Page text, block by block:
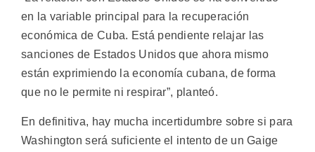
en la variable principal para la recuperación
económica de Cuba. Está pendiente relajar las
sanciones de Estados Unidos que ahora mismo
están exprimiendo la economía cubana, de forma
que no le permite ni respirar”, planteó.
En definitiva, hay mucha incertidumbre sobre si para
Washington será suficiente el intento de un Gaige